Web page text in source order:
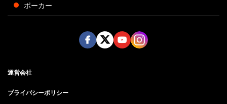
ポーカー
運営会社
プライバシーポリシー